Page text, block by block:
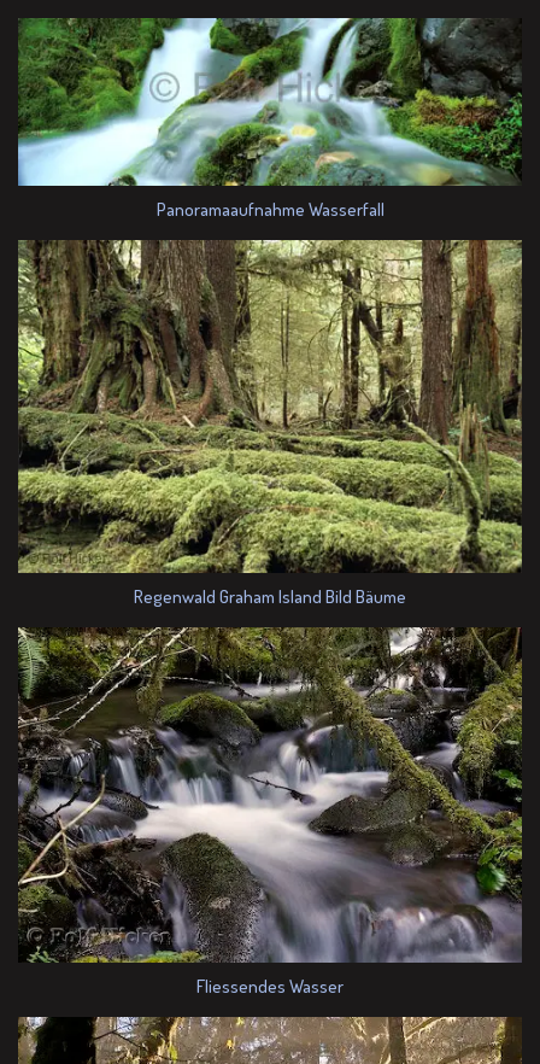
Panoramaaufnahme Wasserfall
Regenwald Graham Island Bild Bäume
Fliessendes Wasser